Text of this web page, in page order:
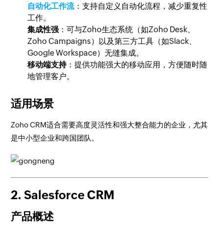
自动化工作流：支持自定义自动化流程，减少重复性
工作。
集成性强 ：可与Zoho生态系统（如Zoho Desk、
Zoho Campaigns）以及第三方工具（如Slack、
Google Workspace）无缝集成。
移动端支持：提供功能强大的移动应用，方便随时随
地管理客户。
适用场景
Zoho CRM适合需要高度灵活性和强大整合能力的企业，尤其
是中小型企业和跨国团队。
2. Salesforce CRM
产品概述